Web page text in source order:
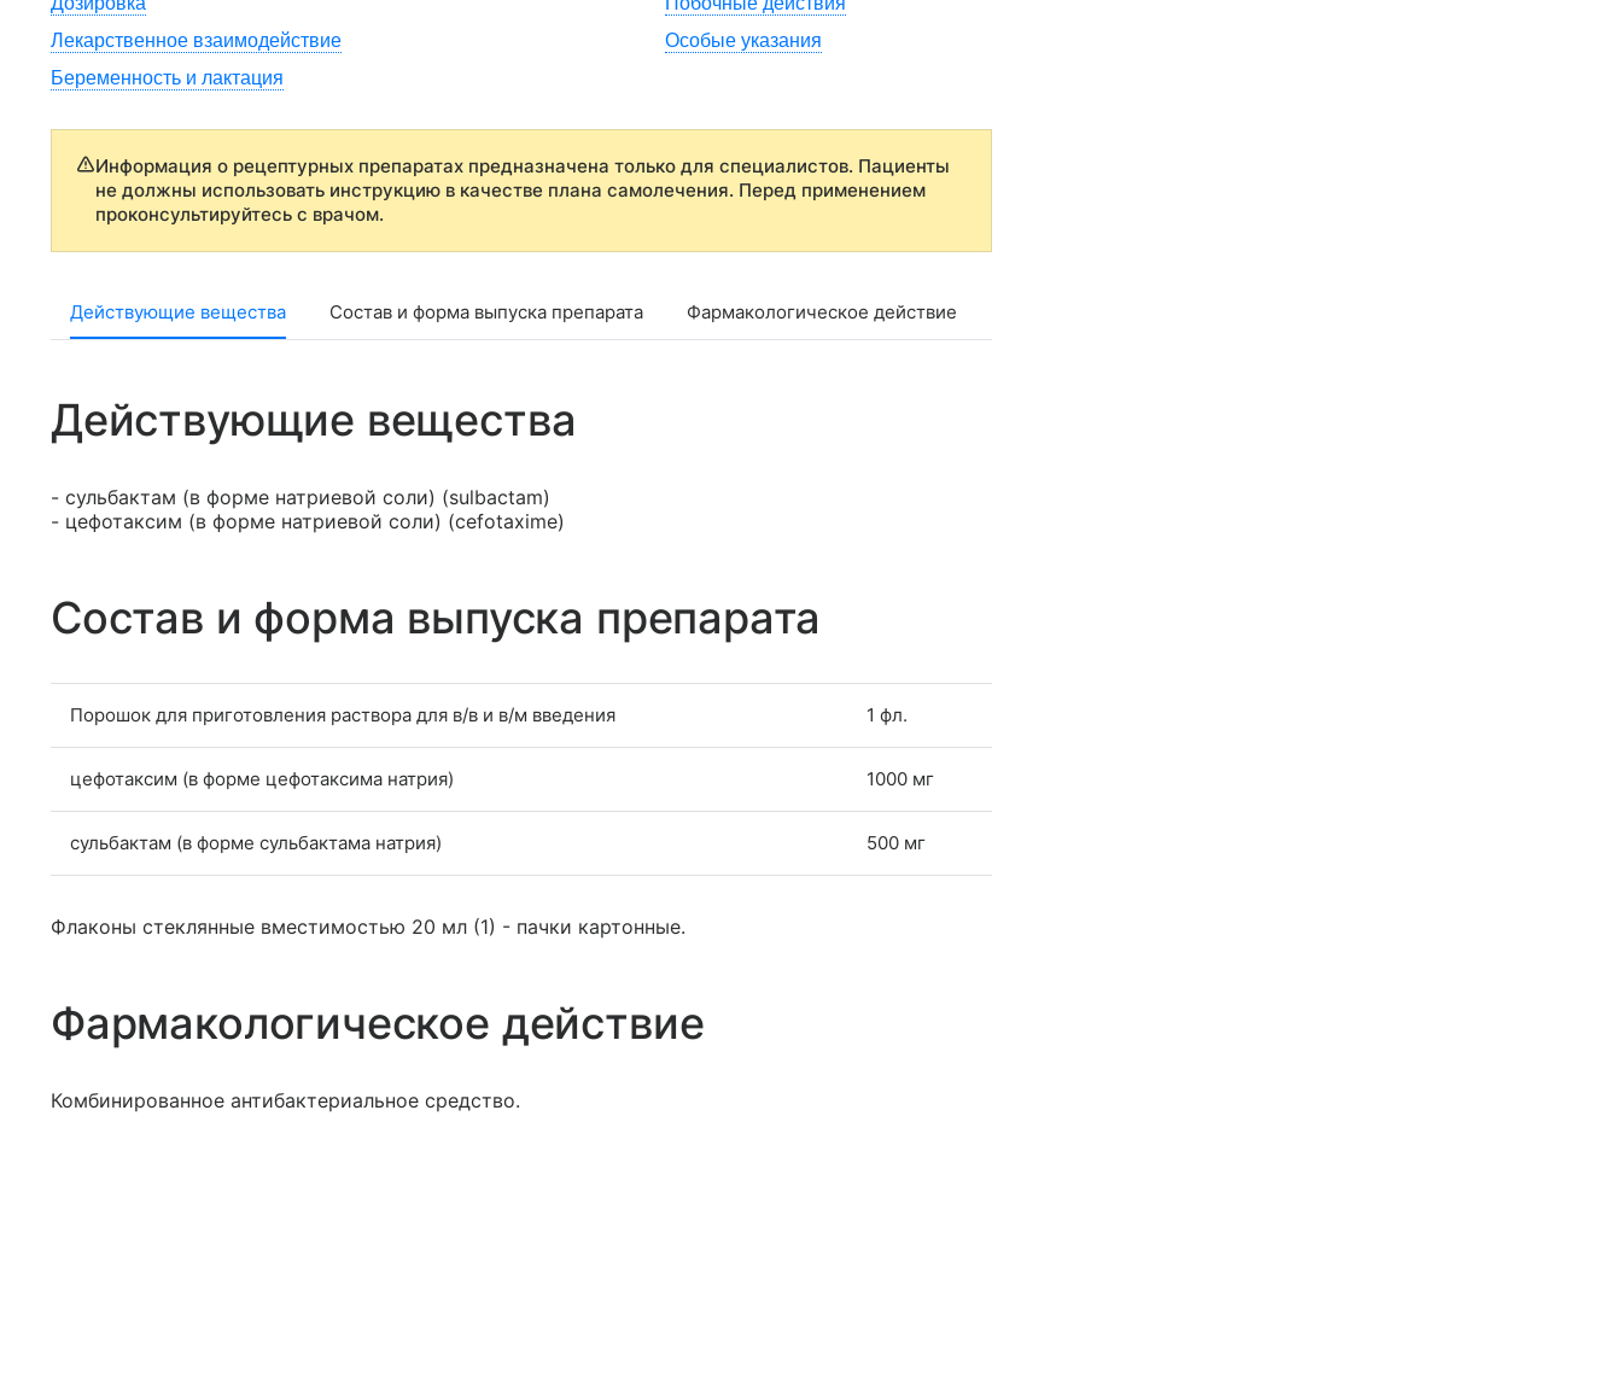
Лекарственное взаимодействие
Особые указания
Беременность и лактация
Информация о рецептурных препаратах предназначена только для специалистов. Пациенты
не должны использовать инструкцию в качестве плана самолечения. Перед применением
проконсультируйтесь с врачом.
Действующие вещества Состав и форма выпуска препарата Фармакологическое действие
Действующие вещества
- сульбактам (в форме натриевой соли) (sulbactam)
- цефотаксим (в форме натриевой соли) (cefotaxime)
Состав и форма выпуска препарата
Порошок для приготовления раствора для в/в и в/м введения 1 фл.
цефотаксим (в форме цефотаксима натрия) 1000 мг
сульбактам (в форме сульбактама натрия) 500 мг
Флаконы стеклянные вместимостью 20 мл (1) - пачки картонные.
Фармакологическое действие
Комбинированное антибактериальное средство.